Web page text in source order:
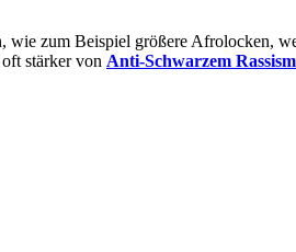
wie zum Beispiel größere Afrolocken,
stärker von Anti-Schwarzem